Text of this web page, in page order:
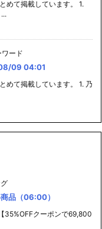
めて掲載しています。 1.
ワード
09 04:01
めて掲載しています。 1. 乃
品（06:00）
35%OFFクーポンで69,800